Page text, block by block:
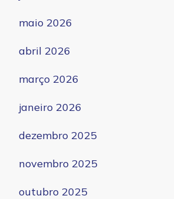
maio 2026
abril 2026
março 2026
janeiro 2026
dezembro 2025
novembro 2025
outubro 2025